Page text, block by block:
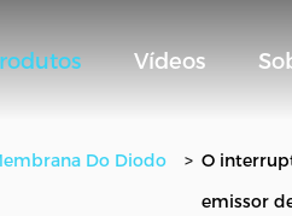
Vídeos
Do Diodo
> O
emissor